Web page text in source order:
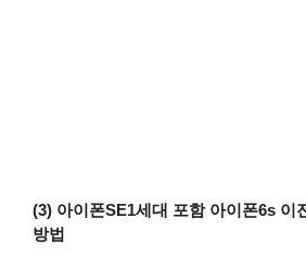
(3) 아이폰SE1세대 포함 아이폰6s 이
방법